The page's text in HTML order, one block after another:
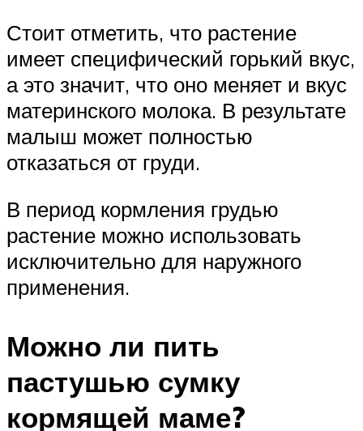
Стоит отметить, что растение
имеет специфический горький вкус,
а это значит, что оно меняет и вкус
материнского молока. В результате
малыш может полностью
отказаться от груди.
В период кормления грудью
растение можно использовать
исключительно для наружного
применения.
Можно ли пить
пастушью сумку
кормящей маме?